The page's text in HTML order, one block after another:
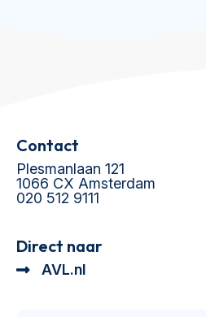
Contact
Plesmanlaan 121
1066 CX Amsterdam
020 512 9111
Direct naar
AVL.nl